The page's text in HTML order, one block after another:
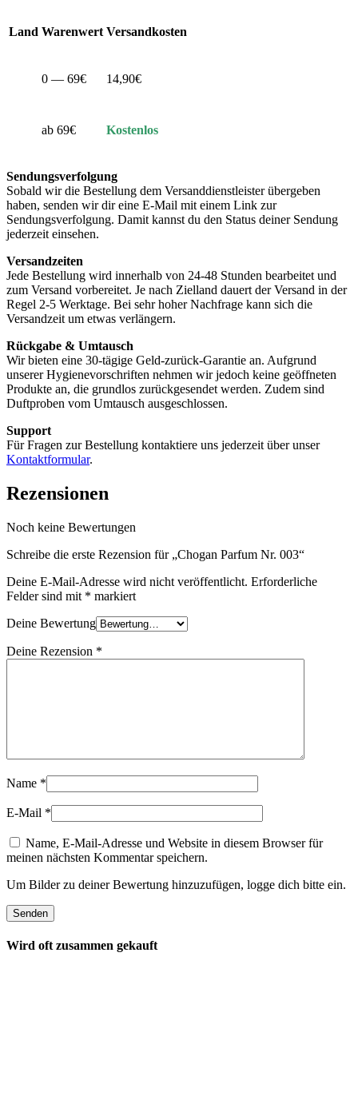
Land Warenwert Versandkosten
0 — 69€ 14,90€
ab 69€ Kostenlos
Sendungsverfolgung
Sobald wir die Bestellung dem Versanddienstleister übergeben
haben, senden wir dir eine E-Mail mit einem Link zur
Sendungsverfolgung. Damit kannst du den Status deiner Sendung
jederzeit einsehen.
Versandzeiten
Jede Bestellung wird innerhalb von 24-48 Stunden bearbeitet und
zum Versand vorbereitet. Je nach Zielland dauert der Versand in der
Regel 2-5 Werktage. Bei sehr hoher Nachfrage kann sich die
Versandzeit um etwas verlängern.
Rückgabe & Umtausch
Wir bieten eine 30-tägige Geld-zurück-Garantie an. Aufgrund
unserer Hygienevorschriften nehmen wir jedoch keine geöffneten
Produkte an, die grundlos zurückgesendet werden. Zudem sind
Duftproben vom Umtausch ausgeschlossen.
Support
Für Fragen zur Bestellung kontaktiere uns jederzeit über unser
Kontaktformular.
Rezensionen
Noch keine Bewertungen
Schreibe die erste Rezension für „Chogan Parfum Nr. 003“
Deine E-Mail-Adresse wird nicht veröffentlicht. Erforderliche
Felder sind mit * markiert
Deine Bewertung
Deine Rezension *
Name *
E-Mail *
Name, E-Mail-Adresse und Website in diesem Browser für
meinen nächsten Kommentar speichern.
Um Bilder zu deiner Bewertung hinzuzufügen, logge dich bitte ein.
Wird oft zusammen gekauft